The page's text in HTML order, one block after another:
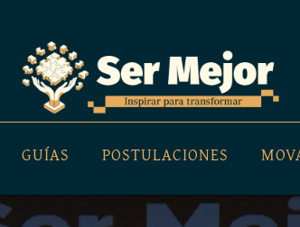
GUÍAS POSTULACIONES